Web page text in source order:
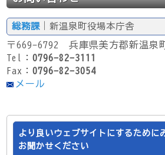
総務課 ｜新温泉町役場本庁舎
〒669-6792 兵庫県美方郡新温泉
Tel：0796-82-3111
Fax：0796-82-3054
メール
より良いウェブサイトにするために
お聞かせください